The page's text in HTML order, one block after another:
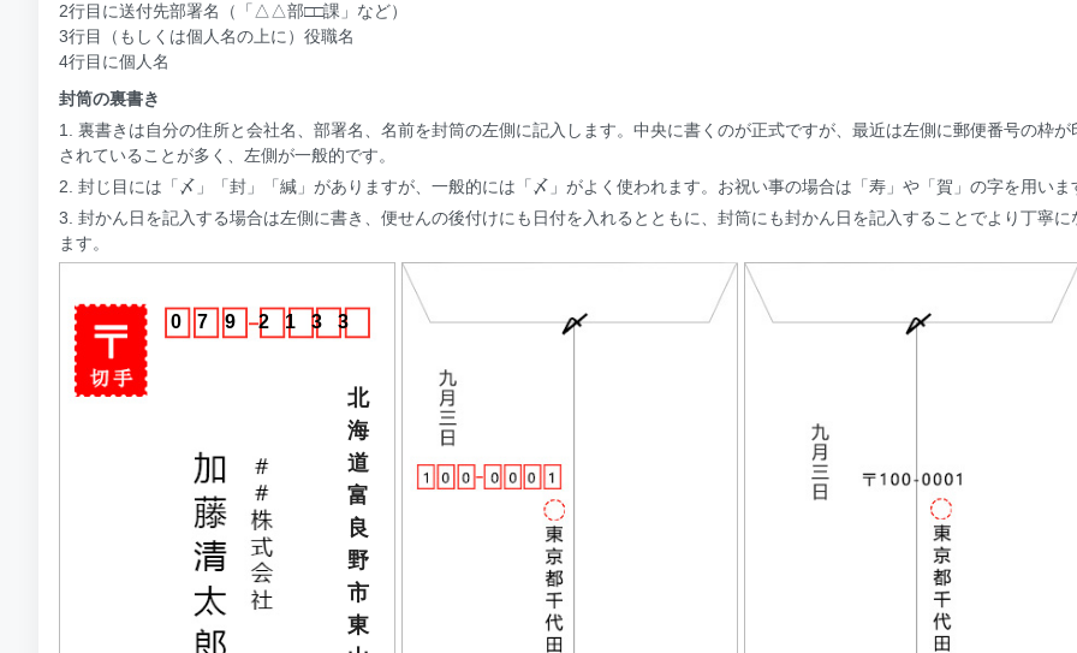
2行目に送付先部署名（「△△部□□課」など）
3行目（もしくは個人名の上に）役職名
4行目に個人名
封筒の裏書き
1. 裏書きは自分の住所と会社名、部署名、名前を封筒の左側に記入します。中央に書くのが正式ですが、最近は左側に郵便番号の枠が
されていることが多く、左側が一般的です。
2. 封じ目には「〆」「封」「緘」がありますが、一般的には「〆」がよく使われます。お祝い事の場合は「寿」や「賀」の字を用いま
3. 封かん日を記入する場合は左側に書き、便せんの後付けにも日付を入れるとともに、封筒にも封かん日を記入することでより丁寧に
ます。
0 7 9 2 1 3 3
北
海
道
富
良
野
市
東